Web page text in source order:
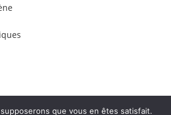
que vous en êtes satisfait.